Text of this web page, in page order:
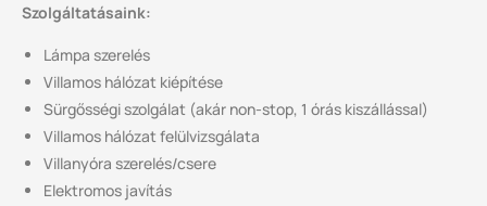
Szolgáltatásaink:
Lámpa szerelés
Villamos hálózat kiépítése
Sürgősségi szolgálat (akár non-stop, 1 órás kiszállással)
Villamos hálózat felülvizsgálata
Villanyóra szerelés/csere
Elektromos javítás